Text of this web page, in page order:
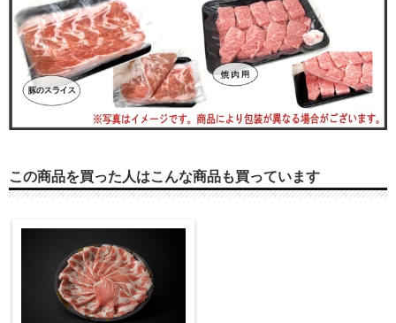
この商品を買った人はこんな商品も買っています